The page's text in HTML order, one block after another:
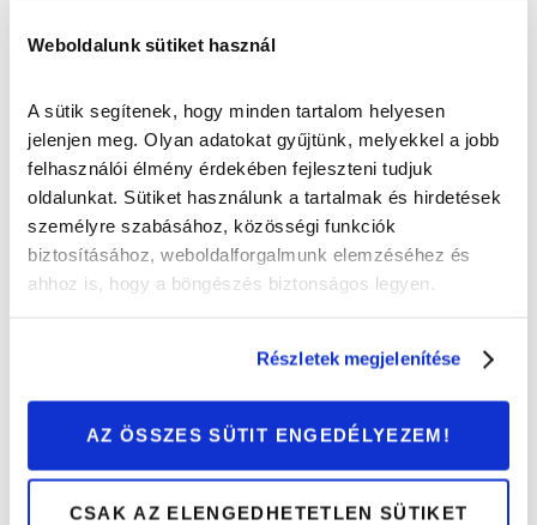
Weboldalunk sütiket használ
A sütik segítenek, hogy minden tartalom helyesen
jelenjen meg. Olyan adatokat gyűjtünk, melyekkel a jobb
felhasználói élmény érdekében fejleszteni tudjuk
oldalunkat. Sütiket használunk a tartalmak és hirdetések
személyre szabásához, közösségi funkciók
biztosításához, weboldalforgalmunk elemzéséhez és
ahhoz is, hogy a böngészés biztonságos legyen.
Részletek megjelenítése
AZ ÖSSZES SÜTIT ENGEDÉLYEZEM!
CSAK AZ ELENGEDHETETLEN SÜTIKET
Würtemberg szűrő és kenőanyag család: